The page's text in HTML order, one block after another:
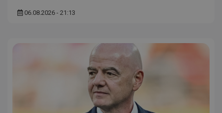
06.08.2026 - 21:13